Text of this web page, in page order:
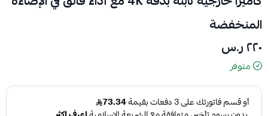
المنخفضة
٢٢٠ ر.س
متوفر